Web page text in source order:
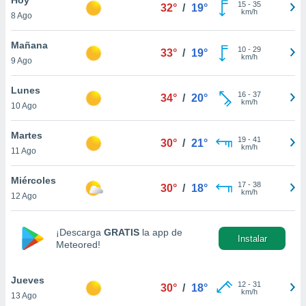
en
más
nuestra
de
aceptar
de
8 Ago
32° / 19° 15- 35
km/h
Mañana
9 Ago
33° / 19° 10- 29
km/h
Lunes
10 Ago
34° / 20° 16- 37
km/h
Martes
11 Ago
30° / 21° 19- 41
km/h
Miércoles
12 Ago
30° / 18° 17- 38
km/h
¡Descarga GRATIS la app de
Meteored!
Instalar
Jueves
13 Ago
30° / 18° 12- 31
km/h